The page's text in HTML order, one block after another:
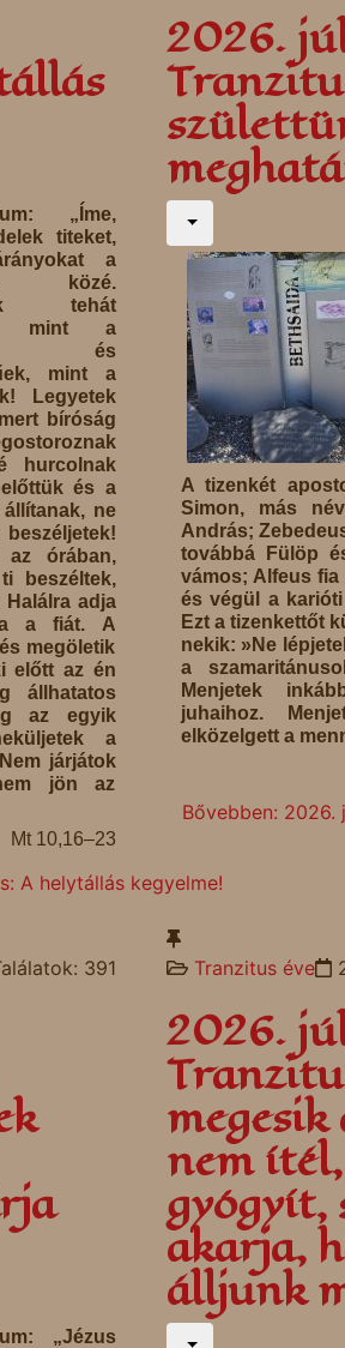
„Íme,
titeket,
a
közé.
tehát
mint a
és
mint a
Legyetek
bíróság
hurcolnak
és a
ne
az órában,
beszéltek,
Halálra adja
a fiát. A
megöletik
előtt az én
állhatatos
az egyik
a
járjátok
jön az
Mt 10,16–23
A helytállás kegyelme!
2026.
A tizenkét
Simon, más
András;
továbbá Fülöp
vámos; Alfeus fia
és végül a
Ezt a tizenkettőt
nekik: »Ne
a
Menjetek
juhaihoz.
elközelgett a
Bővebben: 2026.
391
„Jézus
Tranzitus éve
2026.
megesik
nem
gyógyít,
akarja,
álljunk